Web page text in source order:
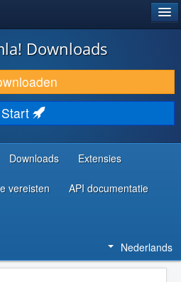
Downloads
Start
Downloads Extensies
vereisten API documentatie
Nederlands